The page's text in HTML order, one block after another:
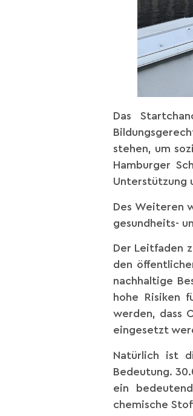
Das
stehen, um
Hamburger
Unterstützung
Des Weiteren
gesundheits-
Der Leitfaden
den
nachhaltige
hohe Risiken
werden, dass
eingesetzt
Natürlich ist
Bedeutung.
ein
chemische